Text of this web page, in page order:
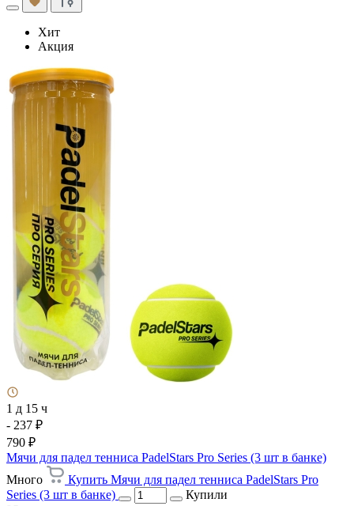
Хит
Акция
1 д 15 ч
- 237 ₽
790 ₽
Мячи для падел тенниса PadelStars Pro Series (3 шт в банке)
Много
Купить Мячи для падел тенниса PadelStars Pro
Series (3 шт в банке)
Купили